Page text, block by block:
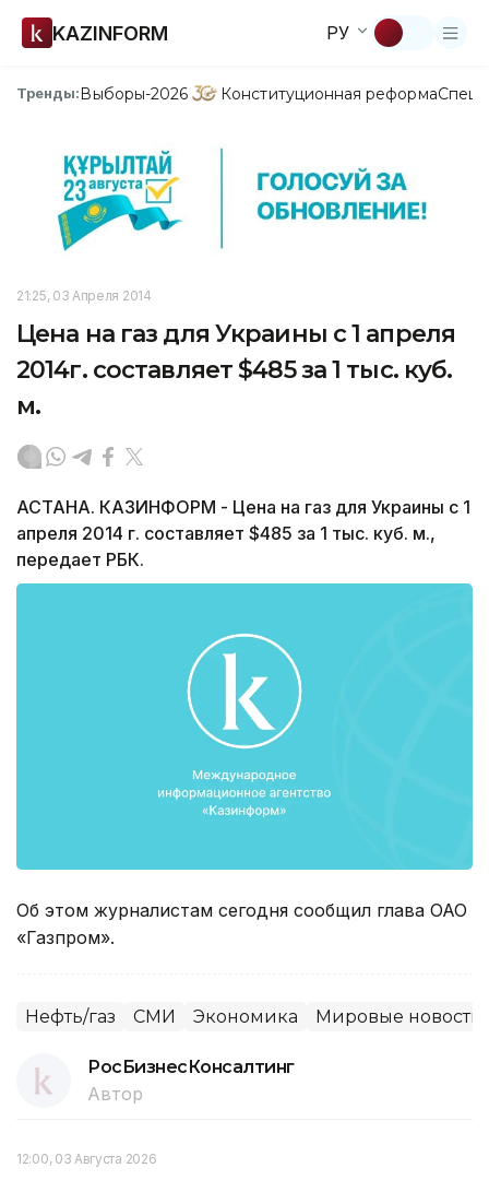
KAZINFORM РУ
Тренды:Выборы-2026 Конституционная реформа
21:25, 03 Апреля 2014
Цена на газ для Украины с 1 апреля
2014г. составляет $485 за 1 тыс. куб.
м.
АСТАНА. КАЗИНФОРМ - Цена на газ для Украины с 1
апреля 2014 г. составляет $485 за 1 тыс. куб. м.,
передает РБК.
Об этом журналистам сегодня сообщил глава ОАО
«Газпром».
Нефть/газ СМИ Экономика Мировые новости
РосБизнесКонсалтинг
Автор
12:00, 03 Августа 2026